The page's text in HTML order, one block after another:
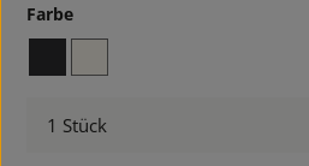
Farbeauswählen
blackwhite sand
Produkt Anzahl: Gib den